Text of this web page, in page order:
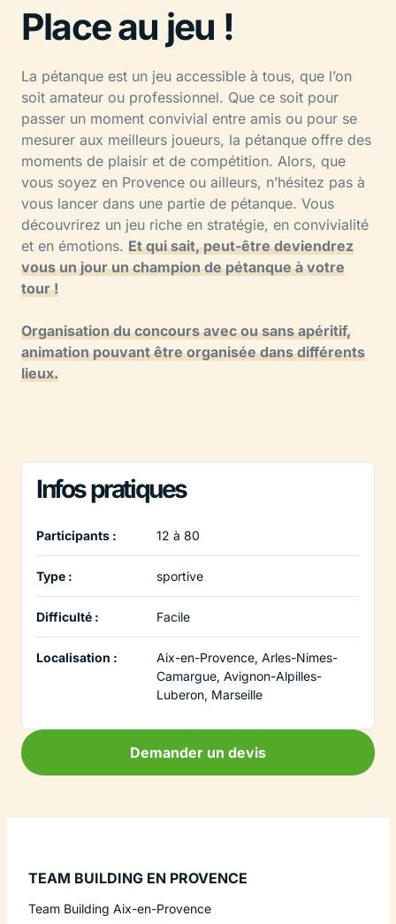
Place au jeu !
La pétanque est un jeu accessible à tous, que l’on
soit amateur ou professionnel. Que ce soit pour
passer un moment convivial entre amis ou pour se
mesurer aux meilleurs joueurs, la pétanque offre des
moments de plaisir et de compétition. Alors, que
vous soyez en Provence ou ailleurs, n’hésitez pas à
vous lancer dans une partie de pétanque. Vous
découvrirez un jeu riche en stratégie, en convivialité
et en émotions. Et qui sait, peut-être deviendrez
vous un jour un champion de pétanque à votre
tour !
Organisation du concours avec ou sans apéritif,
animation pouvant être organisée dans différents
lieux.
Infos pratiques
Participants : 12 à 80
Type : sportive
Difficulté : Facile
Localisation :
Aix-en-Provence, Arles-Nimes-
Camargue, Avignon-Alpilles-
Luberon, Marseille
Demander un devis
TEAM BUILDING EN PROVENCE
Team Building Aix-en-Provence